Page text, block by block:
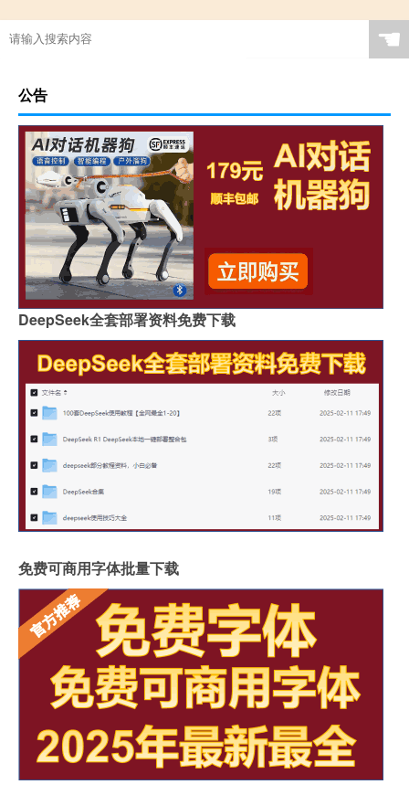
☚
公告
DeepSeek全套部署资料免费下载
免费可商用字体批量下载